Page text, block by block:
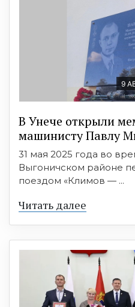
9
В Унече открыли
машинисту Павлу
31 мая 2025 года во
Выгоничском районе
поездом «Климов — ...
Читать далее